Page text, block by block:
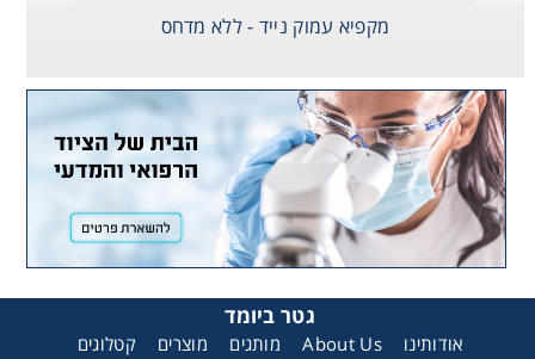
מקפיא עמוק נייד - ללא מדחס
גטר ביומד
אודותינו About Us מותגים מוצרים קטלוגים